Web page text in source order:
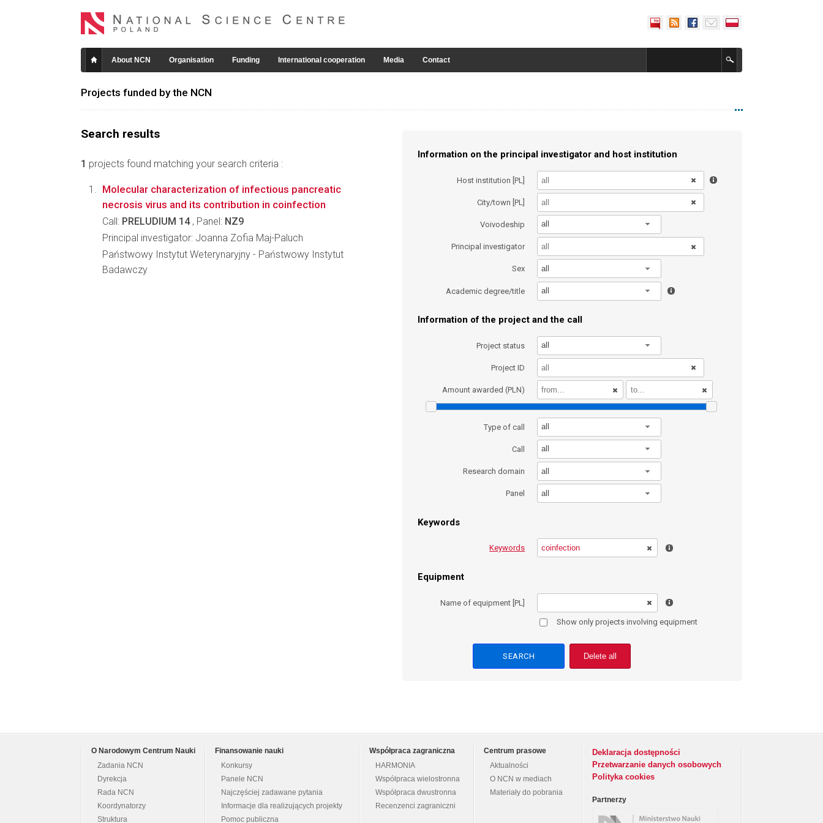
About NCN Organisation Funding International cooperation Media Contact
Projects funded by the NCN
Search results
1 projects found matching your search criteria :
Information on the principal investigator and host institution
Host institution [PL]
City/town [PL]
Voivodeship all
Principal investigator
Sex all
Academic degree/title all
Information of the project and the call
Project status all
Project ID
Amount awarded (PLN)
Type of call all
Call all
Research domain all
Panel all
Keywords
Keywords
Equipment
Name of equipment [PL]
Show only projects involving equipment
Delete all
Molecular characterization of infectious pancreatic
necrosis virus and its contribution in coinfection
Call: PRELUDIUM 14, Panel: NZ9
Principal investigator: Joanna Zofia Maj-Paluch
Państwowy Instytut Weterynaryjny - Państwowy Instytut
Badawczy
O Narodowym Centrum Nauki
Zadania NCN
Dyrekcja
Rada NCN
Koordynatorzy
Struktura
Finansowanie nauki
Konkursy
Panele NCN
Najczęściej zadawane pytania
Informacje dla realizujących projekty
Pomoc publiczna
Współpraca zagraniczna
HARMONIA
Współpraca wielostronna
Współpraca dwustronna
Recenzenci zagraniczni
Centrum prasowe
Aktualności
O NCN w mediach
Materiały do pobrania
Deklaracja dostępności
Przetwarzanie danych osobowych
Polityka cookies
Partnerzy